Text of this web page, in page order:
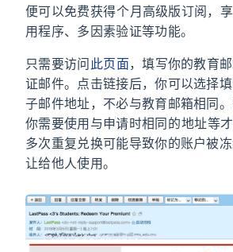
便可以免费获得 6 个月高级版订阅，
用程序、多因素验证等功能。
只需要访问 此页面，填写你的教育
证邮件。点击链接后，你可以选择
子邮件地址，不必与教育邮箱相同。
你需要使用与申请时相同的 IP 地址等
多次重复兑换可能导致你的账户被
让给他人使用。